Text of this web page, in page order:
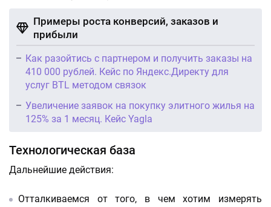
Примеры роста конверсий, заказов и
прибыли
Как разойтись с партнером и получить заказы на
410 000 рублей. Кейс по Яндекс.Директу для
услуг BTL методом связок
Увеличение заявок на покупку элитного жилья на
125% за 1 месяц. Кейс Yagla
Технологическая база
Дальнейшие действия:
Отталкиваемся от того, в чем хотим измерять